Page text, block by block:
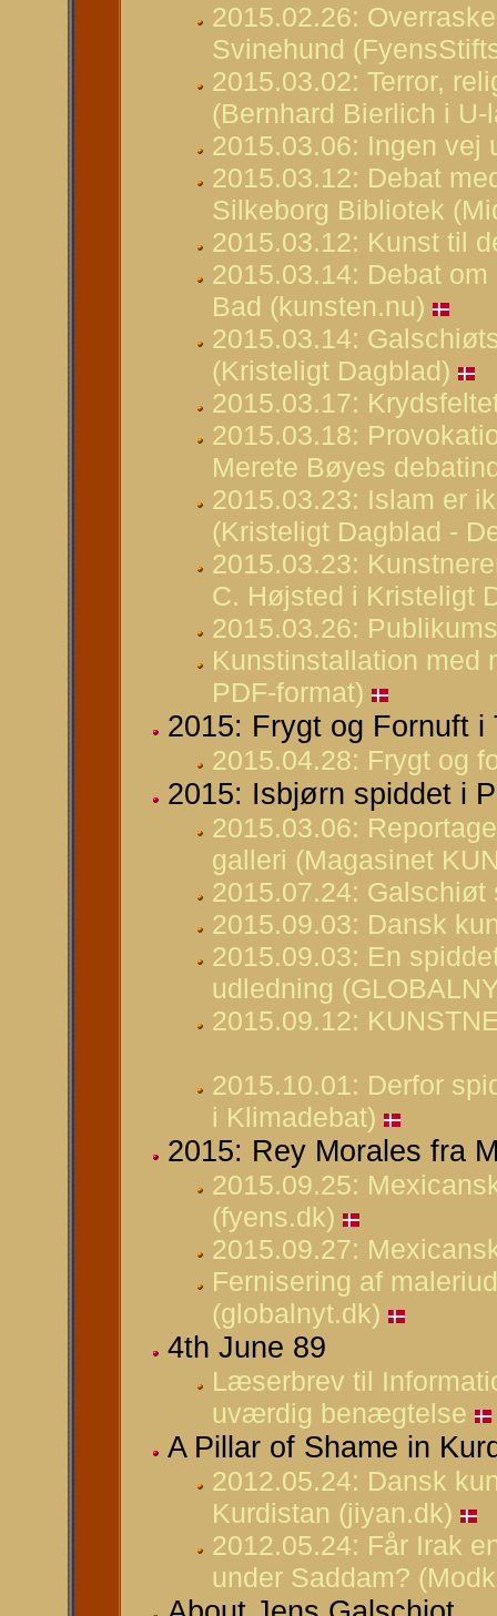
2015.02.26:
Svinehund
2015.03.02: Terror,
(Bernhard Bierlich i U-
2015.03.06: Ingen vej
2015.03.12: Debat
Silkeborg Bibliotek
2015.03.12: Kunst til
2015.03.14: Debat
Bad (kunsten.nu)
2015.03.14:
(Kristeligt Dagblad)
2015.03.17:
2015.03.18:
Merete Bøyes
2015.03.23: Islam er
(Kristeligt Dagblad -
2015.03.23:
C. Højsted i Kristeligt
2015.03.26:
Kunstinstallation med
PDF-format)
2015: Frygt og Fornuft i
2015.04.28: Frygt og
2015: Isbjørn spiddet i
2015.03.06:
galleri (Magasinet
2015.07.24:
2015.09.03: Dansk
2015.09.03: En
udledning
2015.09.12:
2015.10.01: Derfor
i Klimadebat)
2015: Rey Morales fra
2015.09.25:
(fyens.dk)
2015.09.27:
Fernisering af
(globalnyt.dk)
4th June 89
Læserbrev til
uværdig benægtelse
A Pillar of Shame in
2012.05.24: Dansk
Kurdistan (jiyan.dk)
2012.05.24: Får Irak
under Saddam?